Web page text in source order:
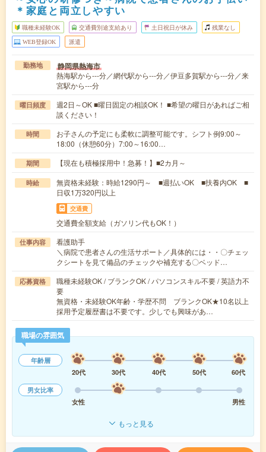
＊家庭と両立しやすい
職種未経験OK 交通費別途支給あり 土日祝日が休み 残業なし
WEB登録OK 派遣
勤務地 静岡県熱海市
熱海駅から---分／網代駅から---分／伊豆多賀駅から---分／来
宮駅から---分
曜日頻度
週2日～OK ■曜日固定の相談OK！ ■希望の曜日があればご相
談ください！
時間
お子さんの予定にも柔軟に調整可能です。シフト例9:00～
18:00（休憩60分）7:00～16:00…
期間 【現在も積極採用中！急募！】■2カ月～
時給
無資格未経験：時給1290円～ ■週払いOK ■扶養内OK ■
日収1万320円以上
交通費
交通費全額支給（ガソリン代もOK！）
仕事内容
看護助手
＼病院で患者さんの生活サポート／具体的には・・〇チェッ
クシートを見て備品のチェックや補充する〇ベッド…
応募資格
職種未経験OK / ブランクOK / パソコンスキル不要 / 英語力不
要
無資格・未経験OK年齢・学歴不問 ブランクOK★10名以上
採用予定履歴書は不要です。少しでも興味があ…
職場の雰囲気
年齢層
20代
30代 40代 50代
60代
男女比率
女性
男性
もっと見る